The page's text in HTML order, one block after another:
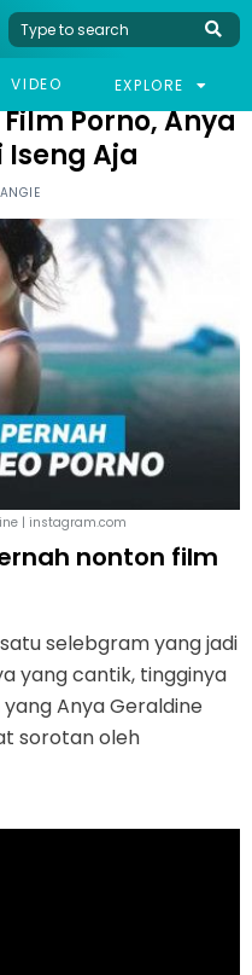
VIDEO EXPLORE
PORNO, ANYA GERALDINE: KALO LAGI
Porno, Anya
Aja
| instagram.com
nonton film
selebgram yang jadi
yang cantik, tingginya
Anya Geraldine
sorotan oleh